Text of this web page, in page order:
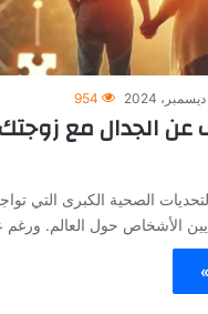
954
عن الجدال مع
الصحية الكبرى التي
الأشخاص حول العالم.